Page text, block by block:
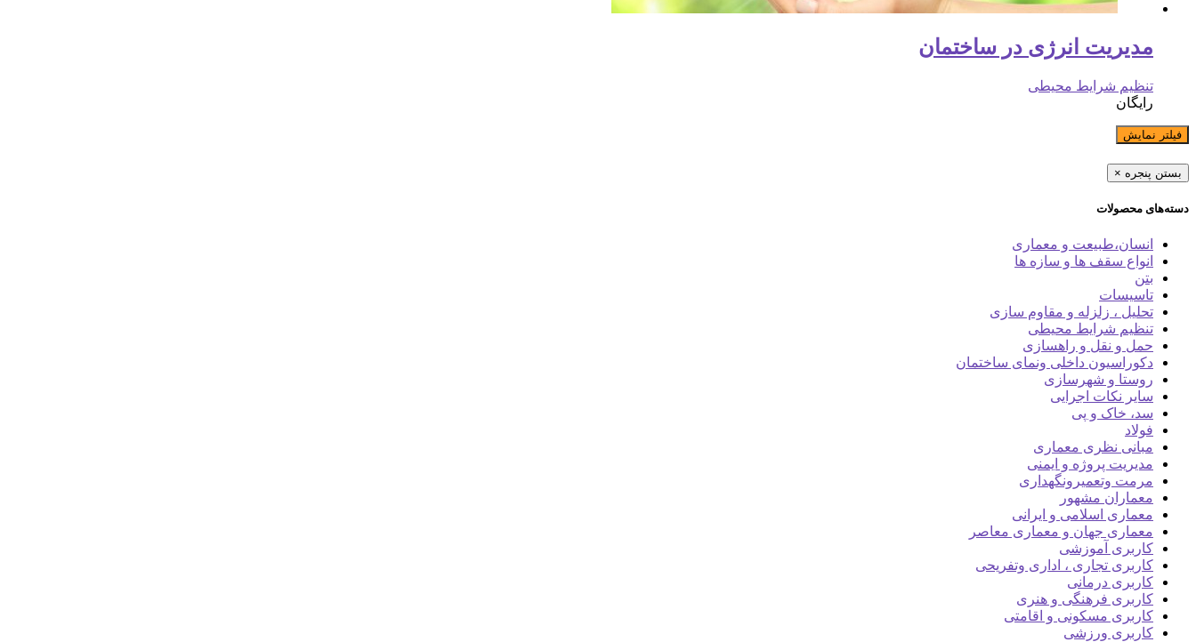
مدیریت انرژی در ساختمان
تنظیم شرایط محیطی
رایگان
فیلتر نمایش
بستن پنجره ×
دسته‌های محصولات
انسان،طبیعت و معماری
انواع سقف ها و سازه ها
بتن
تاسیسات
تحلیل ، زلزله و مقاوم سازی
تنظیم شرایط محیطی
حمل و نقل و راهسازی
دکوراسیون داخلی ونمای ساختمان
روستا و شهرسازی
سایر نکات اجرایی
سد، خاک و پی
فولاد
مبانی نظری معماری
مدیریت پروژه و ایمنی
مرمت وتعمیرونگهداری
معماران مشهور
معماری اسلامی و ایرانی
معماری جهان و معماری معاصر
کاربری آموزشی
کاربری تجاری ، اداری وتفریحی
کاربری درمانی
کاربری فرهنگی و هنری
کاربری مسکونی و اقامتی
کاربری ورزشی